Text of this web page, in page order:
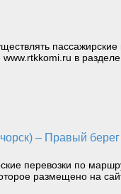
в
перевозки по
размещено на